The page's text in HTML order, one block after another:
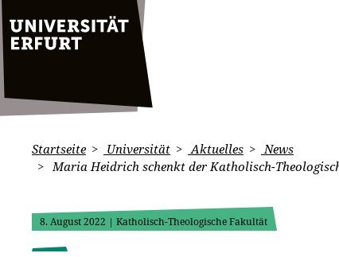
Startseite Universität Aktuelles
News
Maria Heidrich schenkt der Katholisch-
8. August 2022 | Katholisch-Theologische Fakultät